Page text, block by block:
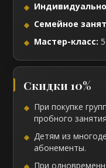
Семейное
Мастер-класс:
Скидки 10%
При покупке
пробного
Детям из
абонементы.
При